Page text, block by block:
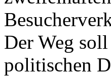
Der Weg
politischen